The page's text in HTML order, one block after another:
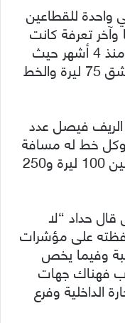
واحدة للقطاعين
تعرفة كانت
صدرت منذ سنتين وجرى تعديلها منذ 4 أشهر حيث
أصبح الخط القصير قي مدينة دمشق 75 ليرة والخط
فيصل عدد
لحوالي 40 خط وكل خط له مسافة
كيلومترية معينة وتتراوح التعرفة بين 100 ليرة و250
حداد “لا
على مؤشرات
وفيما يخص
فهناك جهات
الداخلية وفرع